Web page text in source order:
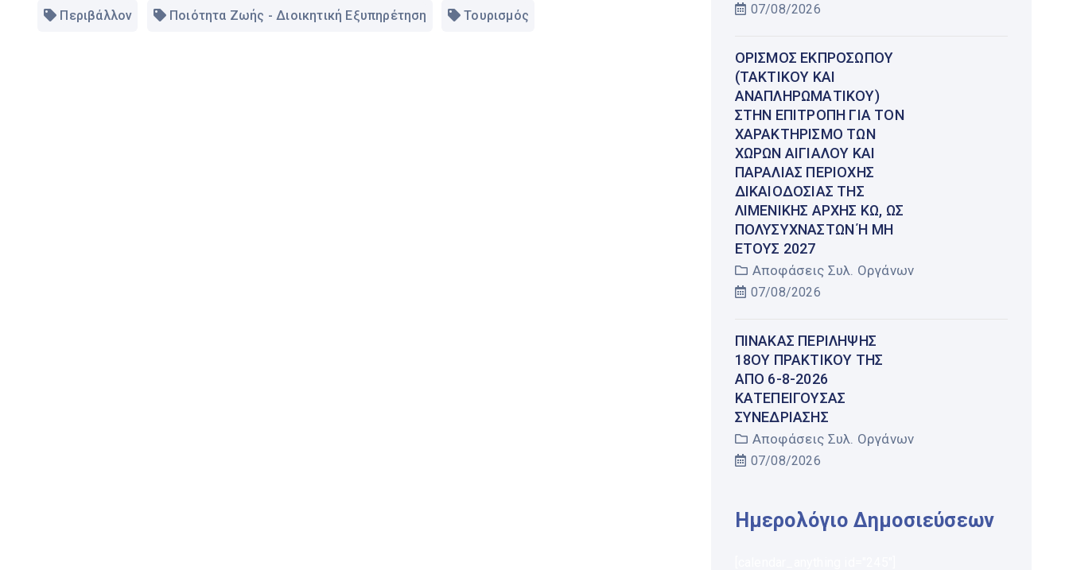
Περιβάλλον Ποιότητα Ζωής - Διοικητική Εξυπηρέτηση Τουρισμός 07/08/2026
ΟΡΙΣΜΌΣ ΕΚΠΡΟΣΏΠΟΥ
(ΤΑΚΤΙΚΟΎ ΚΑΙ
ΑΝΑΠΛΗΡΩΜΑΤΙΚΟΎ)
ΣΤΗΝ ΕΠΙΤΡΟΠΉ ΓΙΑ ΤΟΝ
ΧΑΡΑΚΤΗΡΙΣΜΌ ΤΩΝ
ΧΏΡΩΝ ΑΙΓΙΑΛΟΎ ΚΑΙ
ΠΑΡΑΛΊΑΣ ΠΕΡΙΟΧΉΣ
ΔΙΚΑΙΟΔΟΣΊΑΣ ΤΗΣ
ΛΙΜΕΝΙΚΉΣ ΑΡΧΉΣ ΚΩ, ΩΣ
ΠΟΛΥΣΎΧΝΑΣΤΩΝ Ή ΜΗ Έ
ΤΟΥΣ 2027
Αποφάσεις Συλ. Οργάνων
07/08/2026
ΠΊΝΑΚΑΣ ΠΕΡΊΛΗΨΗΣ
18ΟΥ ΠΡΑΚΤΙΚΟΎ ΤΗΣ
ΑΠΌ 6-8-2026
ΚΑΤΕΠΕΊΓΟΥΣΑΣ
ΣΥΝΕΔΡΊΑΣΗΣ
Αποφάσεις Συλ. Οργάνων
07/08/2026
Ημερολόγιο Δημοσιεύσεων